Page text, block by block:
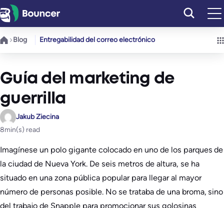
Saltar
al
contenido
Blog Entregabilidad del correo electrónico
Guía del marketing de
guerrilla
Jakub Ziecina
8min(s) read
Imagínese un polo gigante colocado en uno de los parques de
la ciudad de Nueva York. De seis metros de altura, se ha
situado en una zona pública popular para llegar al mayor
número de personas posible. No se trataba de una broma, sino
del trabajo de Snapple para promocionar sus golosinas